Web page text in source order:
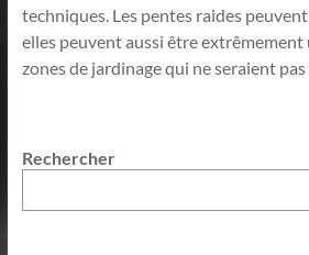
techniques. Les pentes raides
elles peuvent aussi être
zones de jardinage qui ne seraient
Rechercher